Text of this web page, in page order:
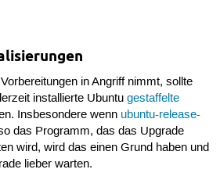
in Angriff nimmt, sollte
installierte Ubuntu gestaffelte
Insbesondere wenn ubuntu-release-
das Programm, das das Upgrade
wird, wird das einen Grund haben und
lieber warten.